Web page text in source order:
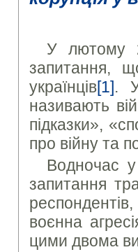
У лютому
запитання,
українців[1].
називають
підказки»,
про війну та
Водночас
запитання
воєнна
цими двома